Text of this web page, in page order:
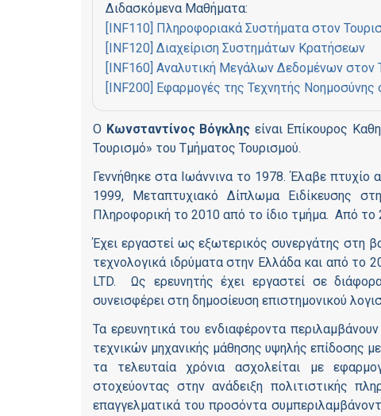
Διδασκόμενα Μαθήματα:
[INF110] Πληροφοριακά Συστήματα στον
[INF120] Διαχείριση Συστημάτων Κρατήσεων
[INF160] Αναλυτική Μεγάλων Δεδομένων στον
[INF200] Εφαρμογές της Τεχνητής Νοημοσύνης
Ο Kωνσταντίνος Βόγκλης είναι Επίκουρος
Τουρισμό» του Τμήματος Τουρισμού.
Γεννήθηκε στα Ιωάννινα το 1978. Έλαβε
1999, Μεταπτυχιακό Δίπλωμα Ειδίκευσης
Πληροφορική το 2010 από το ίδιο τμήμα. Από το
Έχει εργαστεί ως εξωτερικός συνεργάτης στη
τεχνολογικά ιδρύματα στην Ελλάδα και από το
LTD. Ως ερευνητής έχει εργαστεί σε
συνεισφέρει στη δημοσίευση επιστημονικού
Τα ερευνητικά του ενδιαφέροντα
τεχνικών μηχανικής μάθησης υψηλής επίδοσης
τα τελευταία χρόνια ασχολείται με
στοχεύοντας στην ανάδειξη πολιτιστικής
επαγγελματικά του προσόντα